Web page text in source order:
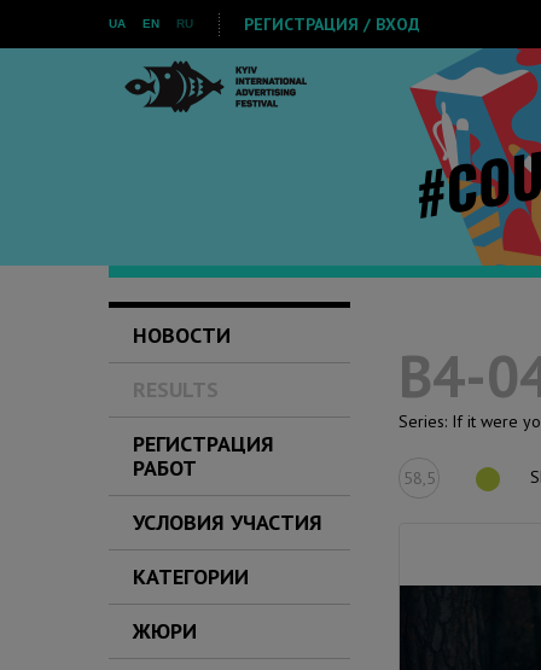
UA EN RU РЕГИСТРАЦИЯ / ВХОД
НОВОСТИ
RESULTS
РЕГИСТРАЦИЯ
РАБОТ
УСЛОВИЯ УЧАСТИЯ
КАТЕГОРИИ
ЖЮРИ
B4-
Series: If it were
58,5